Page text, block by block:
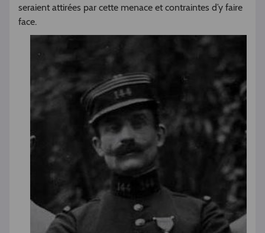
seraient attirées par cette menace et contraintes d’y faire
face.